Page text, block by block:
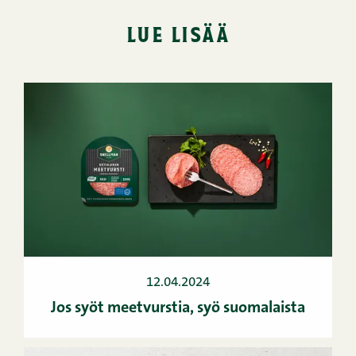
lue lisää
12.04.2024
Jos syöt meetvurstia, syö suomalaista